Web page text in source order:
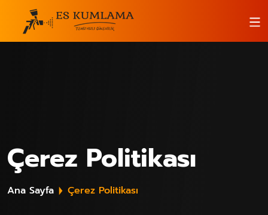
Çerez Politikası
Ana Sayfa Çerez Politikası